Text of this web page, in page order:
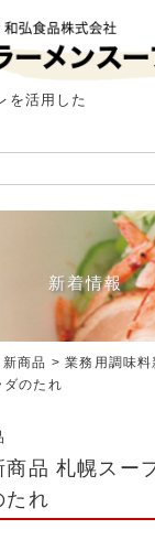
を活用した
新着情報
新商品 > 業務用調味
ダのたれ
品 札幌スー
たれ